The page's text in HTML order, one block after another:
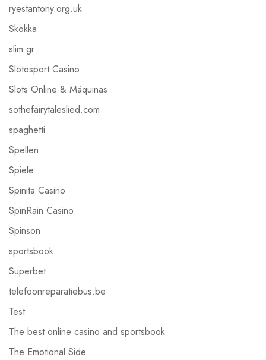
ryestantony.org.uk
Skokka
slim gr
Slotosport Casino
Slots Online & Máquinas
sothefairytaleslied.com
spaghetti
Spellen
Spiele
Spinita Casino
SpinRain Casino
Spinson
sportsbook
Superbet
telefoonreparatiebus.be
Test
The best online casino and sportsbook
The Emotional Side